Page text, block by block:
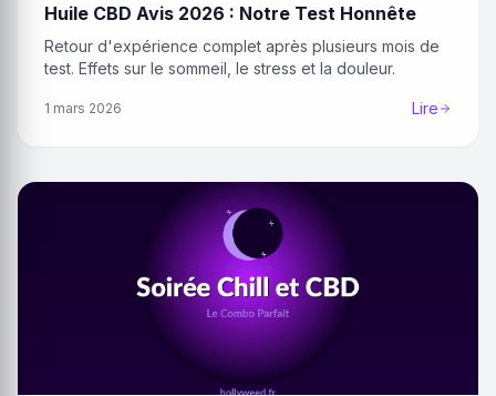
Huile CBD Avis 2026 : Notre Test Honnête
Retour d'expérience complet après plusieurs mois de
test. Effets sur le sommeil, le stress et la douleur.
1 mars 2026 Lire